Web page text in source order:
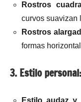
Rostros
curvos suavizan
Rostros
formas
3. Estilo personal: